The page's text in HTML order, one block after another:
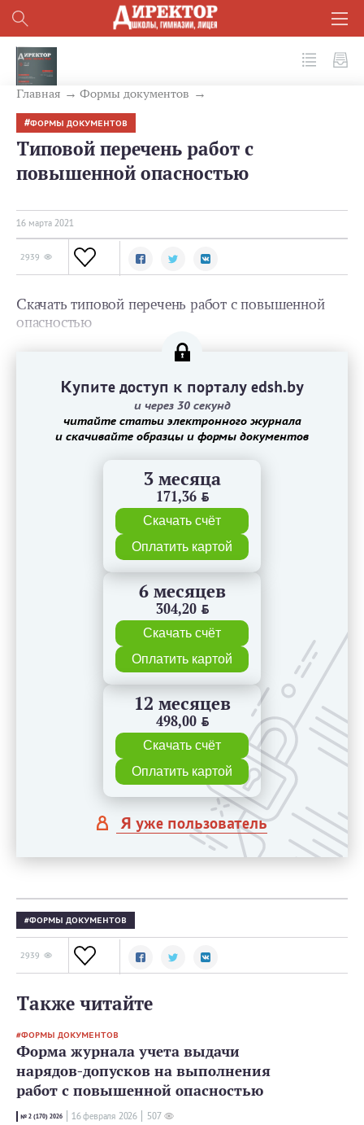
Главная Формы документов
ФОРМЫ ДОКУМЕНТОВ
Типовой перечень работ с
повышенной опасностью
16 мартa 2021
2939
Скачать типовой перечень работ с повышенной
опасностью
Купите доступ к порталу edsh.by
и через 30 секунд
читайте статьи электронного журнала
и скачивайте образцы и формы документов
3 месяца
171,36 BYN
Скачать счёт
Оплатить картой
6 месяцев
304,20 BYN
Скачать счёт
Оплатить картой
12 месяцев
498,00 BYN
Скачать счёт
Оплатить картой
Я уже пользователь
ФОРМЫ ДОКУМЕНТОВ
2939
Также читайте
ФОРМЫ ДОКУМЕНТОВ
Форма журнала учета выдачи
нарядов-допусков на выполнения
работ с повышенной опасностью
№ 2 (170) 2026 16 февраля 2026 507